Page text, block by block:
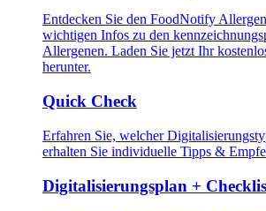
Entdecken Sie den FoodNotify
wichtigen Infos zu den
Allergenen. Laden Sie jetzt Ihr
herunter.
Quick Check
Erfahren Sie, welcher
erhalten Sie individuelle Tipps &
Digitalisierungsplan +